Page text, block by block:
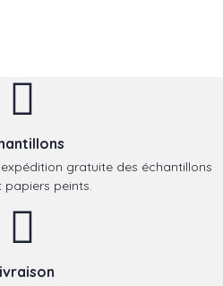
gratuite des échantillons
papiers peints.